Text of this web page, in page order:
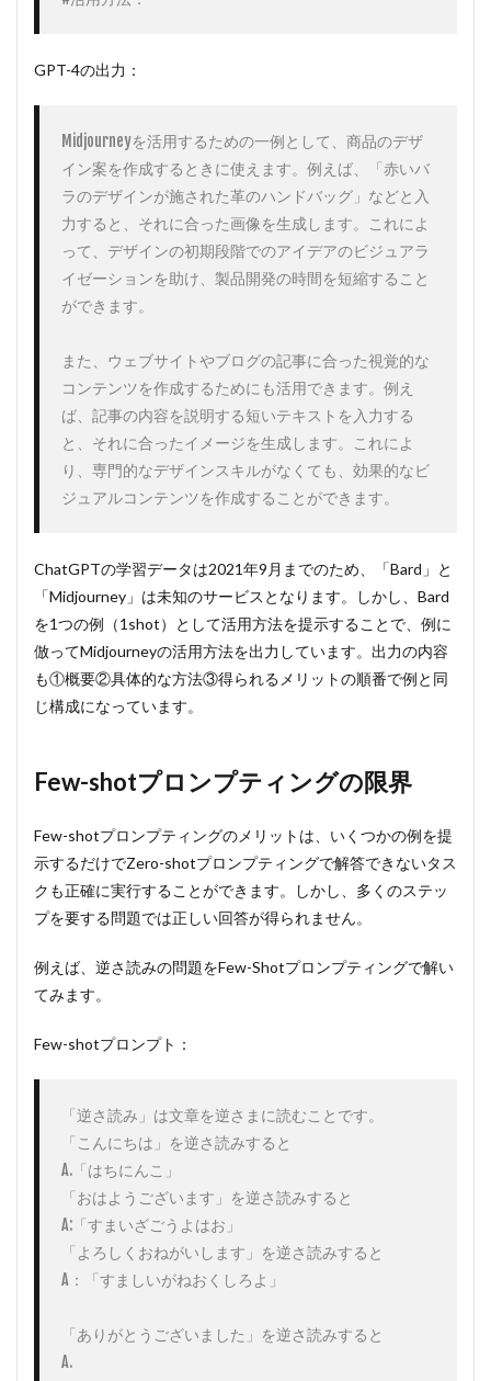
GPT-4の出力：
Midjourneyを活用するための一例として、商品のデザ
イン案を作成するときに使えます。例えば、「赤いバ
ラのデザインが施された革のハンドバッグ」などと入
力すると、それに合った画像を生成します。これによ
って、デザインの初期段階でのアイデアのビジュアラ
イゼーションを助け、製品開発の時間を短縮すること
ができます。
また、ウェブサイトやブログの記事に合った視覚的な
コンテンツを作成するためにも活用できます。例え
ば、記事の内容を説明する短いテキストを入力する
と、それに合ったイメージを生成します。これによ
り、専門的なデザインスキルがなくても、効果的なビ
ジュアルコンテンツを作成することができます。
ChatGPTの学習データは2021年9月までのため、「Bard」と
「Midjourney」は未知のサービスとなります。しかし、Bard
を1つの例（1shot）として活用方法を提示することで、例に
倣ってMidjourneyの活用方法を出力しています。出力の内容
も①概要②具体的な方法③得られるメリットの順番で例と同
じ構成になっています。
Few-shotプロンプティングの限界
Few-shotプロンプティングのメリットは、いくつかの例を提
示するだけでZero-shotプロンプティングで解答できないタス
クも正確に実行することができます。しかし、多くのステッ
プを要する問題では正しい回答が得られません。
例えば、逆さ読みの問題をFew-Shotプロンプティングで解い
てみます。
Few-shotプロンプト：
「逆さ読み」は文章を逆さまに読むことです。
「こんにちは」を逆さ読みすると
A.「はちにんこ」
「おはようございます」を逆さ読みすると
A:「すまいざごうよはお」
「よろしくおねがいします」を逆さ読みすると
A：「すましいがねおくしろよ」
「ありがとうございました」を逆さ読みすると
A.